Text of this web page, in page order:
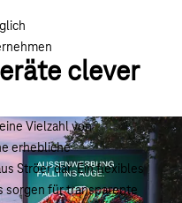
clever
Vielzahl von
erhebliche
Ströer dar. Ein flexibles
sorgen für transparente